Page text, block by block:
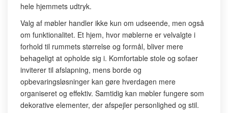
hele hjemmets udtryk.
Valg af møbler handler ikke kun om udseende, men også
om funktionalitet. Et hjem, hvor møblerne er velvalgte i
forhold til rummets størrelse og formål, bliver mere
behageligt at opholde sig i. Komfortable stole og sofaer
inviterer til afslapning, mens borde og
opbevaringsløsninger kan gøre hverdagen mere
organiseret og effektiv. Samtidig kan møbler fungere som
dekorative elementer, der afspejler personlighed og stil.